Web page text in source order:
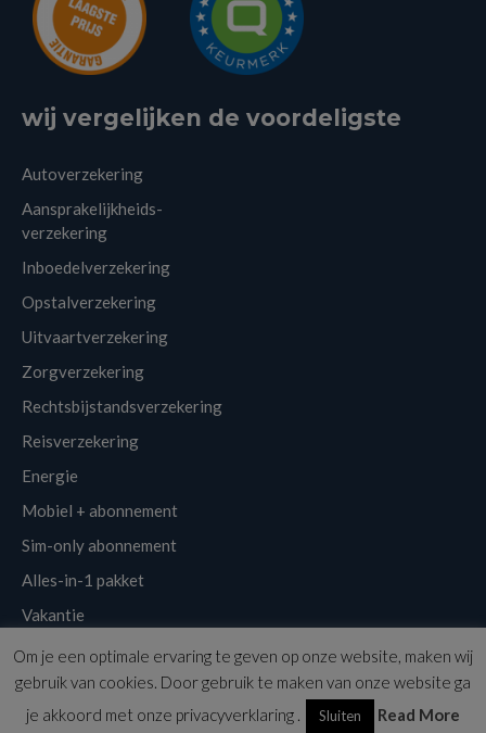
wij vergelijken de voordeligste
Autoverzekering
Aansprakelijkheids-
verzekering
Inboedelverzekering
Opstalverzekering
Uitvaartverzekering
Zorgverzekering
Rechtsbijstandsverzekering
Reisverzekering
Energie
Mobiel + abonnement
Sim-only abonnement
Alles-in-1 pakket
Vakantie
Klantenservice Links Disclaimer Sitemap
Copyright © 2026 | Voordeligst.nl
Om je een optimale ervaring te geven op onze website, maken wij
gebruik van cookies. Door gebruik te maken van onze website ga
je akkoord met onze privacyverklaring .
Sluiten Read More